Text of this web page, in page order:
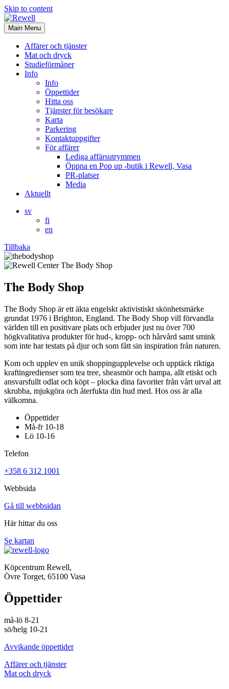
Skip to content
Main Menu
Affärer och tjänster
Mat och dryck
Studieförmåner
Info
Info
Öppettider
Hitta oss
Tjänster för besökare
Karta
Parkering
Kontaktuppgifter
För affärer
Lediga affärsutrymmen
Öppna en Pop up -butik i Rewell, Vasa
PR-platser
Media
Aktuellt
sv
fi
en
Tillbaka
The Body Shop
The Body Shop är ett äkta engelskt aktivistiskt skönhetsmärke
grundat 1976 i Brighton, England. The Body Shop vill förvandla
världen till en positivare plats och erbjuder just nu över 700
högkvalitativa produkter för hud-, kropp- och hårvård samt smink
som inte har testats på djur och som fått sin inspiration från naturen.
Kom och upplev en unik shoppingupplevelse och upptäck riktiga
kraftingredienser som tea tree, sheasmör och hampa, allt etiskt och
ansvarsfullt odlat och köpt – plocka dina favoriter från vårt urval att
skrubba, mjukgöra och återfukta din hud med. Hos oss är alla
välkomna.
Öppettider
Må-fr 10-18
Lö 10-16
Telefon
+358 6 312 1001
Webbsida
Gå till webbsidan
Här hittar du oss
Se kartan
Köpcentrum Rewell,
Övre Torget, 65100 Vasa
Öppettider
må-lö 8-21
sö/helg 10-21
Avvikande öppettider
Affärer och tjänster
Mat och dryck